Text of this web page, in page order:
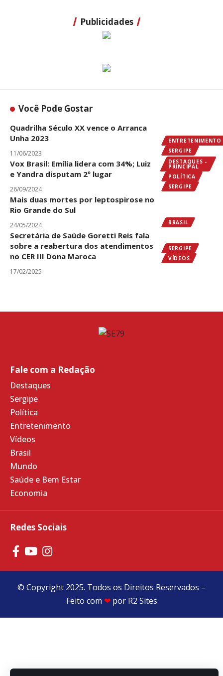
Publicidades
Você Pode Gostar
ENTRETENIMENTO
SERGIPE
Quadrilha Século XX vence o Arranca
Unha 2023
11/06/2023
DESTAQUES -
PRINCIPAL
POLÍTICA
SERGIPE
Vox Brasil: Emília lidera com 34%; Luiz
e Yandra disputam 2º lugar
26/09/2024
BRASIL
Mais duas mortes por leptospirose no
Rio Grande do Sul
24/05/2024
SERGIPE
VÍDEOS
Secretária de Saúde Goretti Reis fala
sobre a reabertura dos atendimentos
no CER III Dona Maroca
17/02/2025
Redes Sociais
Fale com a Redação
Destaques
Sergipe
Política
Entretenimento
Vídeos
Brasil
Mundo
Saúde e Bem Estar
Economia
© Copyright 2025. Todos os Direitos Reservados –
Feito com ❤ por R2 Sites